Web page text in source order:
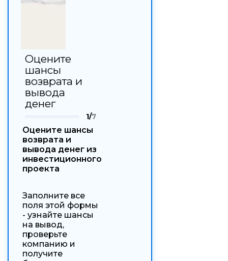
Оцените
шансы
возврата и
вывода
денег
1/7
Оцените шансы
возврата и
вывода денег из
инвестиционного
проекта
Заполните все
поля этой формы
- узнайте шансы
на вывод,
проверьте
компанию и
получите